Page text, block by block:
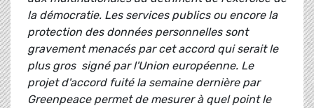
la démocratie. Les services publics ou encore la
protection des données personnelles sont
gravement menacés par cet accord qui serait le
plus gros signé par l'Union européenne. Le
projet d'accord fuité la semaine dernière par
Greenpeace permet de mesurer à quel point le